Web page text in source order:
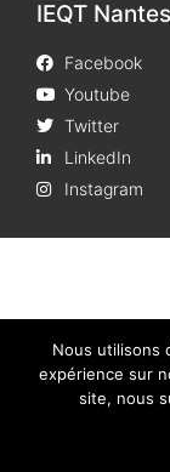
IEQT Nantes
Facebook
Youtube
Twitter
LinkedIn
Instagram
Nous utilisons
expérience sur
site, nous